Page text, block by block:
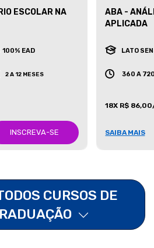
ESCOLAR NA
100% EAD
2 A 12 MESES
Mês
INSCREVA-SE
ABA -
APLICADA
LATO
360 A
18X R$
SAIBA MAIS
CURSOS DE